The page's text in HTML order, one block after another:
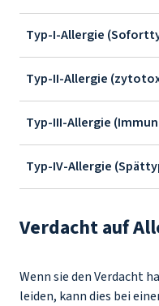
Typ-I-Allergie
Typ-II-Allergie
Typ-III-Allergie
Typ-IV-Allergie
Verdacht auf
Wenn sie den Verdacht
leiden, kann dies bei